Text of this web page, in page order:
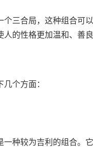
三合局，这种组合可
的性格更加温和、善
个方面：
种较为吉利的组合。